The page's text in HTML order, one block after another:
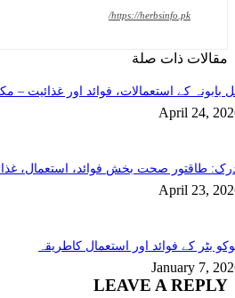
https://herbsinfo.pk/
مقالات ذات صلة
بابونہ کے استعمالات، فوائد اور غذائیت –
April 24,
طاقتور صحت بخش فوائد، استعمال،
April 23,
بٹر کے فوائد اور استعمال کاطریقہ
January 7,
LEAVE A REPLY